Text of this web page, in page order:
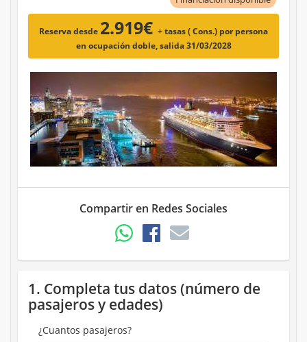
Reserva desde 2.919€ + tasas ( Cons.) por persona
en ocupación doble, salida 31/03/2028
Compartir en Redes Sociales
1. Completa tus datos (número de
pasajeros y edades)
¿Cuantos pasajeros?